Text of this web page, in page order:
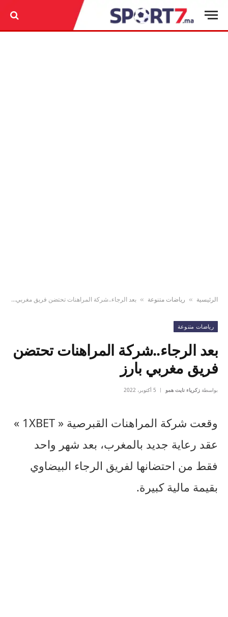
الرئيسية » رياضات متنوعة » بعد الرجاء..شركة المراهنات تحتضن فريق مغربي بارز
رياضات متنوعة
بعد الرجاء..شركة المراهنات تحتضن
فريق مغربي بارز
بواسطة زكرياء نايت همو 5 أكتوبر، 2022
وقعت شركة المراهنات القبرصية « 1XBET »
عقد رعاية جديد بالمغرب، بعد شهر واحد
فقط من احتضانها لفريق الرجاء البيضاوي
بقيمة مالية كبيرة.